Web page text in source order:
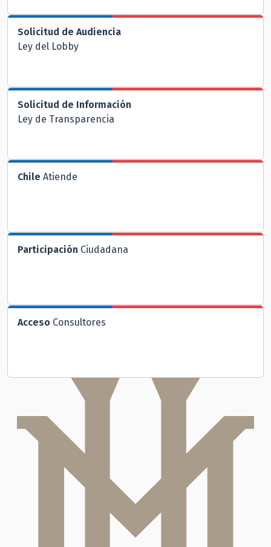
Solicitud de Audiencia
Ley del Lobby
Solicitud de Información
Ley de Transparencia
Chile Atiende
Participación Ciudadana
Acceso Consultores